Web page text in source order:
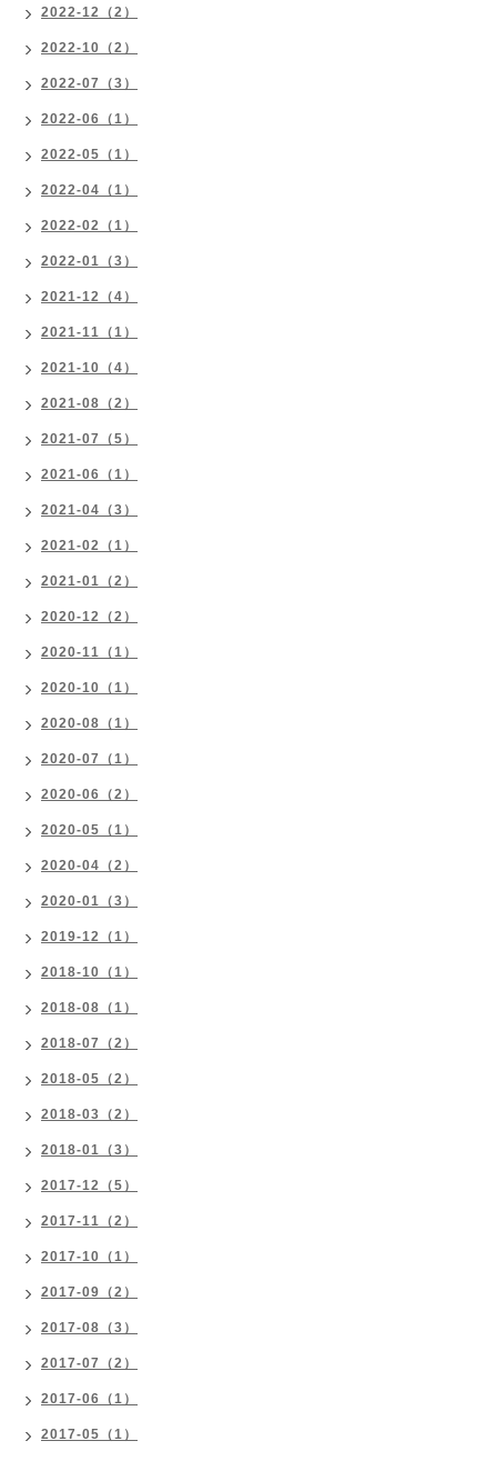
2022-12（2）
2022-10（2）
2022-07（3）
2022-06（1）
2022-05（1）
2022-04（1）
2022-02（1）
2022-01（3）
2021-12（4）
2021-11（1）
2021-10（4）
2021-08（2）
2021-07（5）
2021-06（1）
2021-04（3）
2021-02（1）
2021-01（2）
2020-12（2）
2020-11（1）
2020-10（1）
2020-08（1）
2020-07（1）
2020-06（2）
2020-05（1）
2020-04（2）
2020-01（3）
2019-12（1）
2018-10（1）
2018-08（1）
2018-07（2）
2018-05（2）
2018-03（2）
2018-01（3）
2017-12（5）
2017-11（2）
2017-10（1）
2017-09（2）
2017-08（3）
2017-07（2）
2017-06（1）
2017-05（1）